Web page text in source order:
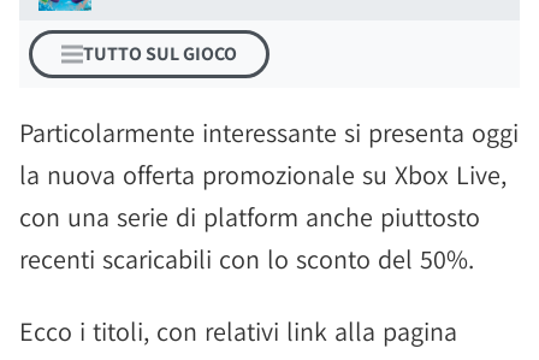
TUTTO SUL GIOCO
Particolarmente interessante si presenta oggi
la nuova offerta promozionale su Xbox Live,
con una serie di platform anche piuttosto
recenti scaricabili con lo sconto del 50%.
Ecco i titoli, con relativi link alla pagina